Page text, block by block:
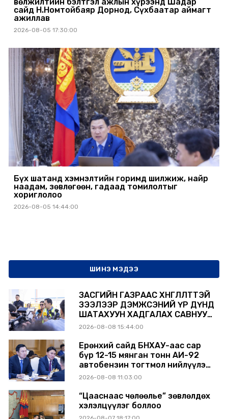
сайд Н.Номтойбаяр Дорнод, Сүхбаатар аймагт
ажиллав
2026-08-05 17:30:00
Бүх шатанд хэмнэлтийн горимд шилжиж, найр
наадам, зөвлөгөөн, гадаад томилолтыг
хориглолоо
2026-08-05 14:44:00
ШИНЭ МЭДЭЭ
ЗАСГИЙН ГАЗРААС ХӨНГӨЛӨЛТТЭЙ
ЗЭЭЛЭЭР ДЭМЖСЭНИЙ ҮР ДҮНД
ШАТАХУУН ХАДГАЛАХ САВНУУД
ЭХНЭЭСЭЭ АШИГЛАЛТАД ОРЖ
2026-08-08 15:44:00
Ерөнхий сайд БНХАУ-аас сар
бүр 12-15 мянган тонн АИ-92
автобензин тогтмол нийлүүлэх
хүсэлт тавилаа
2026-08-08 11:03:00
“Цааснаас чөлөөлье” зөвлөлдөх
хэлэлцүүлэг боллоо